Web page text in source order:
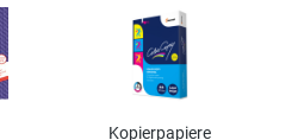
Kopierpapiere